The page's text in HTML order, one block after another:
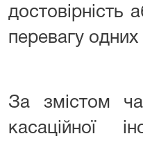
достовірність
перевагу
За змістом
касаційної